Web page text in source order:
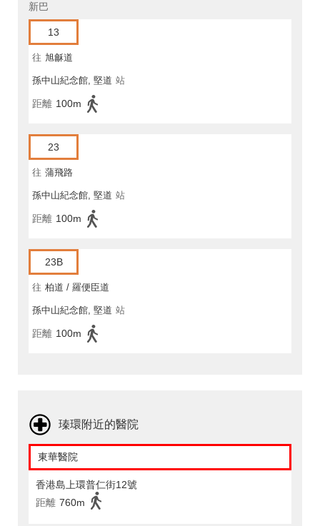
新巴
13
往 旭龢道
孫中山紀念館, 堅道 站
距離 100m
23
往 蒲飛路
孫中山紀念館, 堅道 站
距離 100m
23B
往 柏道 / 羅便臣道
孫中山紀念館, 堅道 站
距離 100m
瑧環附近的醫院
東華醫院
香港島上環普仁街12號
距離 760m